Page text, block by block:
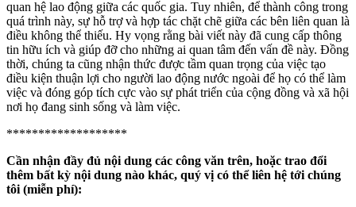
quan hệ lao động giữa các quốc gia. Tuy nhiên, để thành công trong
quá trình này, sự hỗ trợ và hợp tác chặt chẽ giữa các bên liên quan là
điều không thể thiếu. Hy vọng rằng bài viết này đã cung cấp thông
tin hữu ích và giúp đỡ cho những ai quan tâm đến vấn đề này. Đồng
thời, chúng ta cũng nhận thức được tầm quan trọng của việc tạo
điều kiện thuận lợi cho người lao động nước ngoài để họ có thể làm
việc và đóng góp tích cực vào sự phát triển của cộng đồng và xã hội
nơi họ đang sinh sống và làm việc.
*******************
Cần nhận đầy đủ nội dung các công văn trên, hoặc trao đổi
thêm bất kỳ nội dung nào khác, quý vị có thể liên hệ tới chúng
tôi (miễn phí):